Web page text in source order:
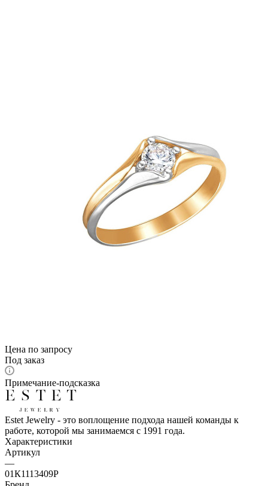
Цена по запросу
Под заказ
Примечание-подсказка
Estet Jewelry - это воплощение подхода нашей команды к
работе, которой мы занимаемся с 1991 года.
Характеристики
Артикул
—
01К1113409Р